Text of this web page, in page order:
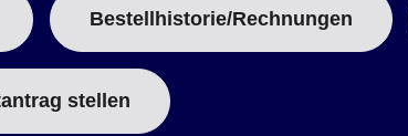
Bestellhistorie/Rechnungen
stellen